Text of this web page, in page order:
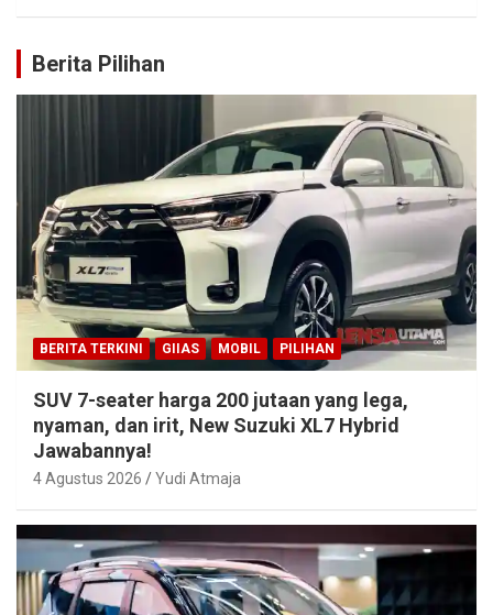
Berita Pilihan
BERITA TERKINI GIIAS MOBIL PILIHAN
SUV 7-seater harga 200 jutaan yang lega,
nyaman, dan irit, New Suzuki XL7 Hybrid
Jawabannya!
4 Agustus 2026 Yudi Atmaja